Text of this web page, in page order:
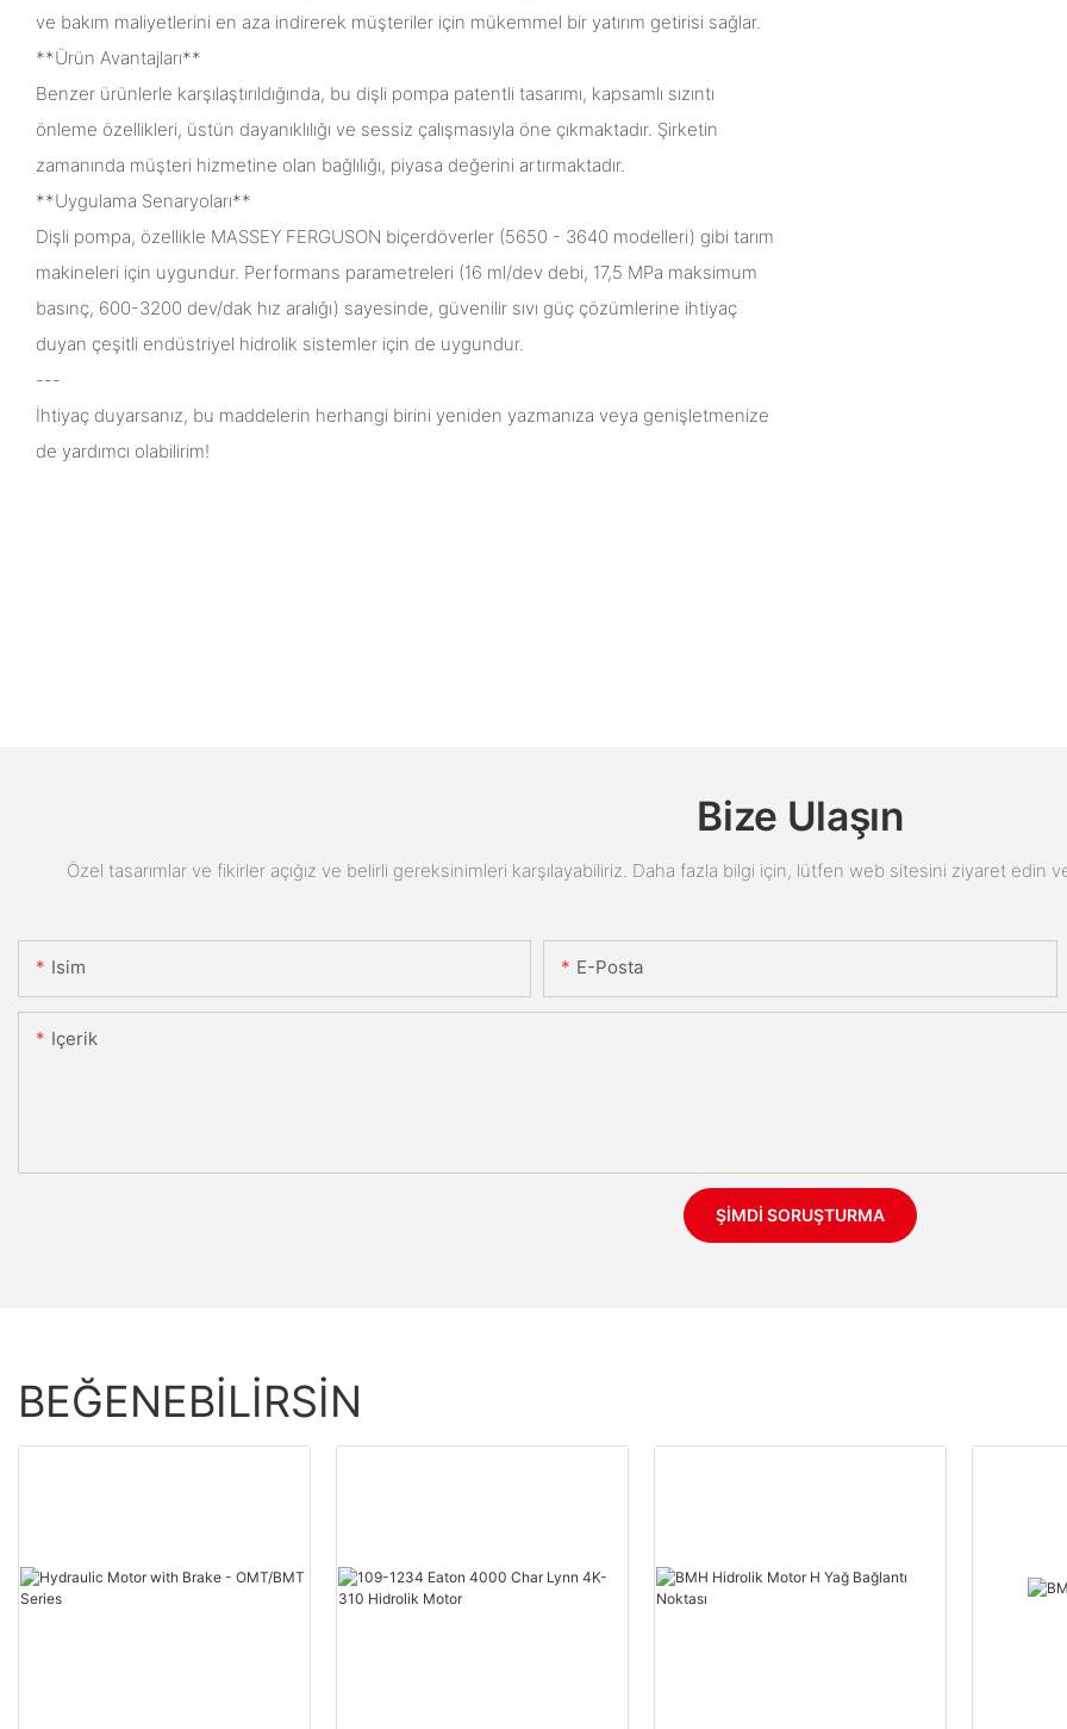
ve bakım maliyetlerini en aza indirerek müşteriler için mükemmel bir yatırım getirisi sağlar.
**Ürün Avantajları**
Benzer ürünlerle karşılaştırıldığında, bu dişli pompa patentli tasarımı, kapsamlı sızıntı
önleme özellikleri, üstün dayanıklılığı ve sessiz çalışmasıyla öne çıkmaktadır. Şirketin
zamanında müşteri hizmetine olan bağlılığı, piyasa değerini artırmaktadır.
**Uygulama Senaryoları**
Dişli pompa, özellikle MASSEY FERGUSON biçerdöverler (5650 - 3640 modelleri) gibi tarım
makineleri için uygundur. Performans parametreleri (16 ml/dev debi, 17,5 MPa maksimum
basınç, 600-3200 dev/dak hız aralığı) sayesinde, güvenilir sıvı güç çözümlerine ihtiyaç
duyan çeşitli endüstriyel hidrolik sistemler için de uygundur.
---
İhtiyaç duyarsanız, bu maddelerin herhangi birini yeniden yazmanıza veya genişletmenize
de yardımcı olabilirim!
Bize Ulaşın
Özel tasarımlar ve fikirler açığız ve belirli gereksinimleri karşılayabiliriz. Daha fazla bilgi için, lütfen web sitesini ziyaret edin
Isim E-Posta
Içerik
ŞIMDI SORUŞTURMA
BEĞENEBILIRSIN